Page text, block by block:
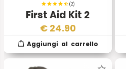
(2)
First Aid Kit 2
€ 24.90